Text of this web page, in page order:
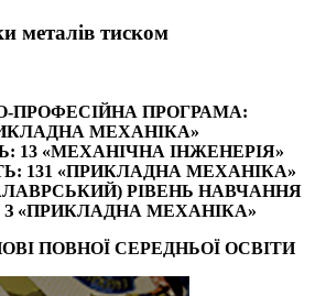
металів тиском
ПРОФЕСІЙНА ПРОГРАМА:
МЕХАНІКА»
13 «МЕХАНІЧНА ІНЖЕНЕРІЯ»
131 «ПРИКЛАДНА МЕХАНІКА»
РІВЕНЬ НАВЧАННЯ
«ПРИКЛАДНА МЕХАНІКА»
ПОВНОЇ СЕРЕДНЬОЇ ОСВІТИ